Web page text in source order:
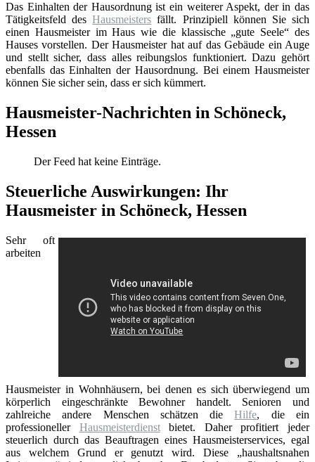
Das Einhalten der Hausordnung ist ein weiterer Aspekt, der in das
Tätigkeitsfeld desHausmeisters fällt. Prinzipiell können Sie sich
einen Hausmeister im Haus wie die klassische „gute Seele“ des
Hauses vorstellen. Der Hausmeister hat auf das Gebäude ein Auge
und stellt sicher, dass alles reibungslos funktioniert. Dazu gehört
ebenfalls das Einhalten der Hausordnung. Bei einem Hausmeister
können Sie sicher sein, dass er sich kümmert.
Hausmeister-Nachrichten in Schöneck,
Hessen
Der Feed hat keine Einträge.
Steuerliche Auswirkungen: Ihr
Hausmeister in Schöneck, Hessen
Sehr oft
arbeiten
Hausmeister in Wohnhäusern, bei denen es sich überwiegend um
körperlich eingeschränkte Bewohner handelt. Senioren und
zahlreiche andere Menschen schätzen dieHilfe, die ein
professioneller Hausmeisterdienstbietet. Daher profitiert jeder
steuerlich durch das Beauftragen eines Hausmeisterservices, egal
aus welchem Grund er genutzt wird. Diese „haushaltsnahen